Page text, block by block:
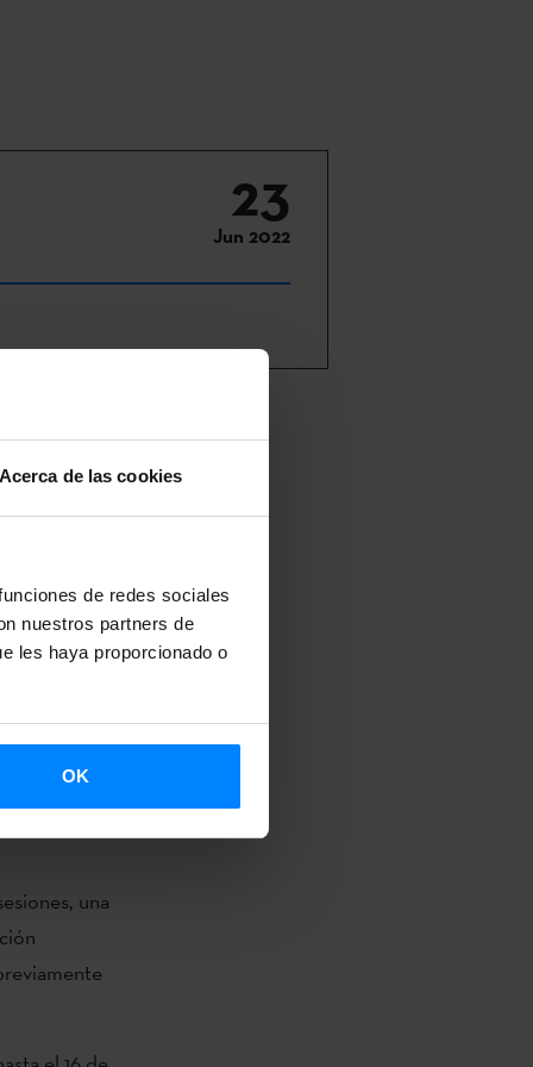
Acerca de las cookies
de redes sociales
nuestros partners de
les haya proporcionado o
OK
23
Jun 2022
la
sesiones de
de
(bailarina).
y su
una